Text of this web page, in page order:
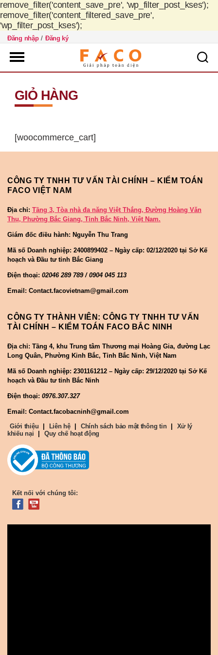
remove_filter('content_save_pre', 'wp_filter_post_kses');
remove_filter('content_filtered_save_pre',
'wp_filter_post_kses');
Đăng nhập / Đăng ký
FACO
NamGIỎ HÀNG
[woocommerce_cart]
CÔNG TY TNHH TƯ VẤN TÀI CHÍNH – KIỂM TOÁN
FACO VIỆT NAM
Địa chỉ: Tầng 3, Tòa nhà đa năng Việt Thắng, Đường Hoàng Văn
Thụ, Phường Bắc Giang, Tỉnh Bắc Ninh, Việt Nam.
Giám đốc điều hành: Nguyễn Thu Trang
Mã số Doanh nghiệp: 2400899402 – Ngày cấp: 02/12/2020 tại Sở Kế
hoạch và Đầu tư tỉnh Bắc Giang
Điện thoại: 02046 289 789 / 0904 045 113
Email: Contact.facovietnam@gmail.com
CÔNG TY THÀNH VIÊN: CÔNG TY TNHH TƯ VẤN
TÀI CHÍNH – KIỂM TOÁN FACO BẮC NINH
Địa chỉ: Tầng 4, khu Trung tâm Thương mại Hoàng Gia, đường Lạc
Long Quân, Phường Kinh Bắc, Tỉnh Bắc Ninh, Việt Nam
Mã số Doanh nghiệp: 2301161212 – Ngày cấp: 29/12/2020 tại Sở Kế
hoạch và Đầu tư tỉnh Bắc Ninh
Điện thoại: 0976.307.327
Email: Contact.facobacninh@gmail.com
Giới thiệu
Liên hệ Chính sách bảo mật thông tin
Xử lý
khiếu nại
Quy chế hoạt động
Kết nối với chúng tôi: